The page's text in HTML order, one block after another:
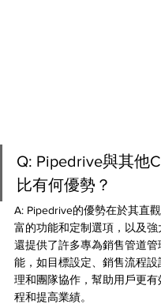
Q: Pipedrive與其他
比有何優勢？
A: Pipedrive的優勢在於其直
富的功能和定制選項，以及強
還提供了許多專為銷售管道管
能，如目標設定、銷售流程設
理和團隊協作，幫助用戶更
程和提高業績。